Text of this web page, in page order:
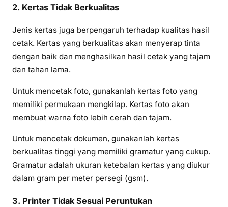
2. Kertas Tidak Berkualitas
Jenis kertas juga berpengaruh terhadap kualitas hasil
cetak. Kertas yang berkualitas akan menyerap tinta
dengan baik dan menghasilkan hasil cetak yang tajam
dan tahan lama.
Untuk mencetak foto, gunakanlah kertas foto yang
memiliki permukaan mengkilap. Kertas foto akan
membuat warna foto lebih cerah dan tajam.
Untuk mencetak dokumen, gunakanlah kertas
berkualitas tinggi yang memiliki gramatur yang cukup.
Gramatur adalah ukuran ketebalan kertas yang diukur
dalam gram per meter persegi (gsm).
3. Printer Tidak Sesuai Peruntukan